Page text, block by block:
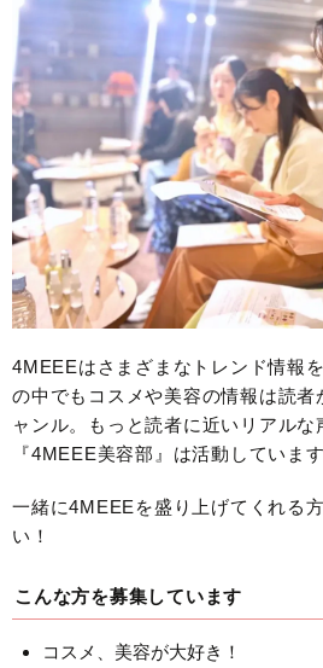
4MEEEはさまざまなトレンド情報
の中でもコスメや美容の情報は読者
ャンル。もっと読者に近いリアルな
『4MEEE美容部』は活動していま
一緒に4MEEEを盛り上げてくれる
い！
こんな方を募集しています
コスメ、美容が大好き！